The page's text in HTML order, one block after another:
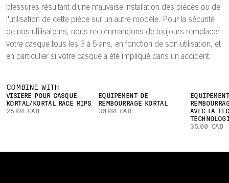
blessures résultant d'une mauvaise installation des pièces ou de
l'utilisation de cette pièce sur un autre modèle. Pour la sécurité
de nos utilisateurs, nous recommandons de toujours remplacer
votre casque tous les 3 à 5 ans, en fonction de son utilisation, et
en particulier si votre casque a été impliqué dans un accident.
COMBINE WITH
VISIÈRE POUR CASQUE
KORTAL/KORTAL RACE MIPS
25.00 CAD
ÉQUIPEMENT DE
REMBOURRAGE KORTAL
30.00 CAD
AVEC LA
35.00 CAD